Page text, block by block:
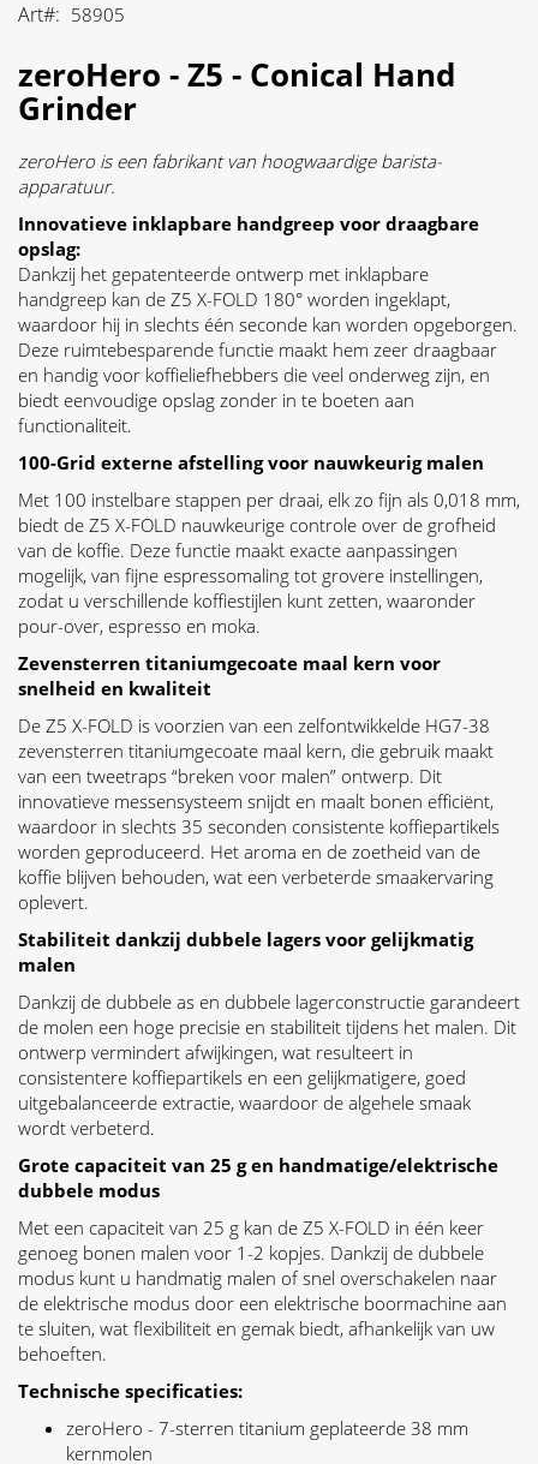
Art 58905
zeroHero - Z5 - Conical Hand
Grinder
zeroHero is een fabrikant van hoogwaardige barista-
apparatuur.
Innovatieve inklapbare handgreep voor draagbare
opslag:
Dankzij het gepatenteerde ontwerp met inklapbare
handgreep kan de Z5 X-FOLD 180° worden ingeklapt,
waardoor hij in slechts één seconde kan worden opgeborgen.
Deze ruimtebesparende functie maakt hem zeer draagbaar
en handig voor koffieliefhebbers die veel onderweg zijn, en
biedt eenvoudige opslag zonder in te boeten aan
functionaliteit.
100-Grid externe afstelling voor nauwkeurig malen
Met 100 instelbare stappen per draai, elk zo fijn als 0,018 mm,
biedt de Z5 X-FOLD nauwkeurige controle over de grofheid
van de koffie. Deze functie maakt exacte aanpassingen
mogelijk, van fijne espressomaling tot grovere instellingen,
zodat u verschillende koffiestijlen kunt zetten, waaronder
pour-over, espresso en moka.
Zevensterren titaniumgecoate maal kern voor
snelheid en kwaliteit
De Z5 X-FOLD is voorzien van een zelfontwikkelde HG7-38
zevensterren titaniumgecoate maal kern, die gebruik maakt
van een tweetraps “breken voor malen” ontwerp. Dit
innovatieve messensysteem snijdt en maalt bonen efficiënt,
waardoor in slechts 35 seconden consistente koffiepartikels
worden geproduceerd. Het aroma en de zoetheid van de
koffie blijven behouden, wat een verbeterde smaakervaring
oplevert.
Stabiliteit dankzij dubbele lagers voor gelijkmatig
malen
Dankzij de dubbele as en dubbele lagerconstructie garandeert
de molen een hoge precisie en stabiliteit tijdens het malen. Dit
ontwerp vermindert afwijkingen, wat resulteert in
consistentere koffiepartikels en een gelijkmatigere, goed
uitgebalanceerde extractie, waardoor de algehele smaak
wordt verbeterd.
Grote capaciteit van 25 g en handmatige/elektrische
dubbele modus
Met een capaciteit van 25 g kan de Z5 X-FOLD in één keer
genoeg bonen malen voor 1-2 kopjes. Dankzij de dubbele
modus kunt u handmatig malen of snel overschakelen naar
de elektrische modus door een elektrische boormachine aan
te sluiten, wat flexibiliteit en gemak biedt, afhankelijk van uw
behoeften.
Technische specificaties:
zeroHero - 7-sterren titanium geplateerde 38 mm
kernmolen